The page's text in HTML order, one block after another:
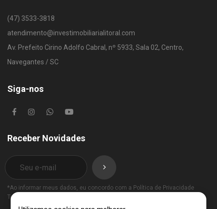
(47) 3533-3818
atendimento@investimobiliarialitoral.com
Av. Prefeito Cirino Adolfo Cabral, nº 5933, Sala 02, Centro,
Navegantes / SC
Siga-nos
Receber Novidades
*Ao informar meus dados, eu concordo com a Política de Privacidade
Termos de Uso